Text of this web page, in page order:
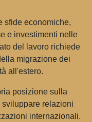
sfide economiche,
e investimenti nelle
del lavoro richiede
migrazione dei
all'estero.
posizione sulla
relazioni
internazionali.